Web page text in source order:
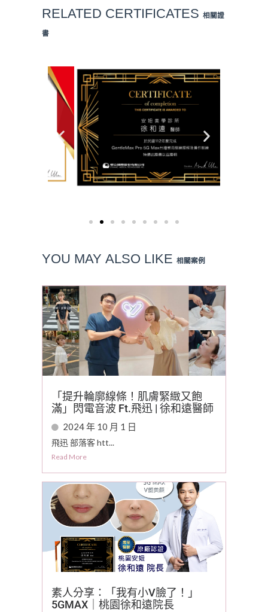
RELATED CERTIFICATES 相關證
書
YOU MAY ALSO LIKE 相關案例
「提升輪廓線條！肌膚緊緻又飽
滿」閃電音波 Ft.飛迅 | 徐和遠醫師
2024 年 10 月 1 日
飛迅 部落客 htt...
Read More
素人分享：「我有小V臉了！」
5GMAX｜桃園徐和遠院長